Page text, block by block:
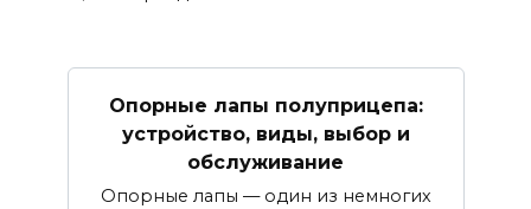
Опорные лапы полуприцепа:
устройство, виды, выбор и
обслуживание
Опорные лапы — один из немногих